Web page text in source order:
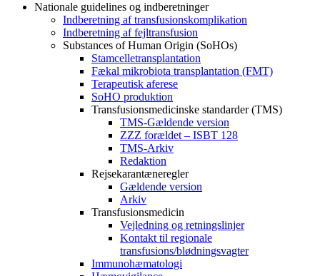
Nationale guidelines og indberetninger
Indberetning af transfusionskomplikation
Indberetning af fejltransfusion
Substances of Human Origin (SoHOs)
Stamcelletransplantation
Fækal mikrobiota transplantation (FMT)
Terapeutisk aferese
SoHO produktion
Transfusionsmedicinske standarder (TMS)
TMS-Gældende version
ZZZ forældet – ISBT 128
TMS-Arkiv
Redaktion
Rejsekarantæneregler
Gældende version
Arkiv
Transfusionsmedicin
Vejledning og retningslinjer
Kontakt til regionale
transfusions/blødningsvagter
Immunohæmatologi